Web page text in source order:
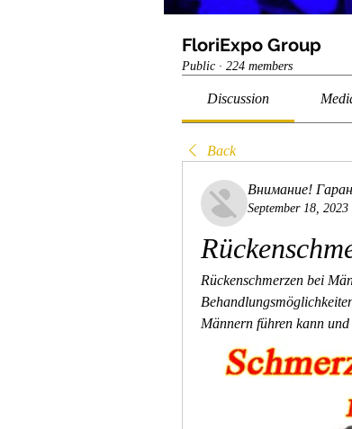
FloriExpo Group
Public · 224 members
Discussion
Back
Внимание!
September 18, 2023
Rückenschmerzen bei
Männern führen kann